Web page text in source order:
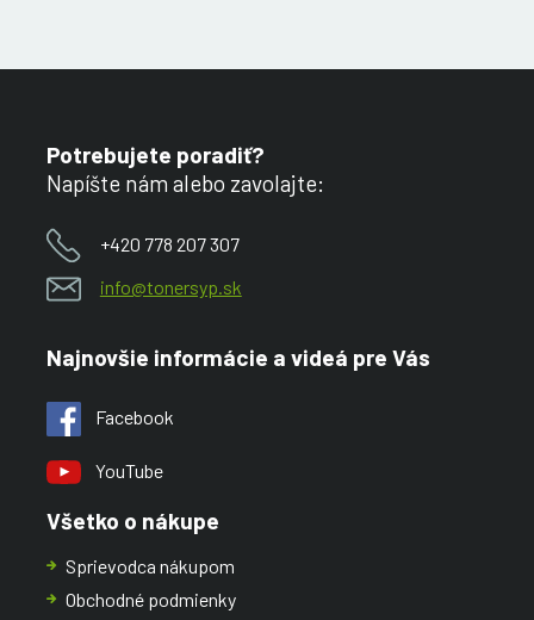
Potrebujete poradiť?
Napíšte nám alebo zavolajte:
+420 778 207 307
info@tonersyp.sk
Najnovšie informácie a videá pre Vás
Facebook
YouTube
Všetko o nákupe
Sprievodca nákupom
Obchodné podmienky